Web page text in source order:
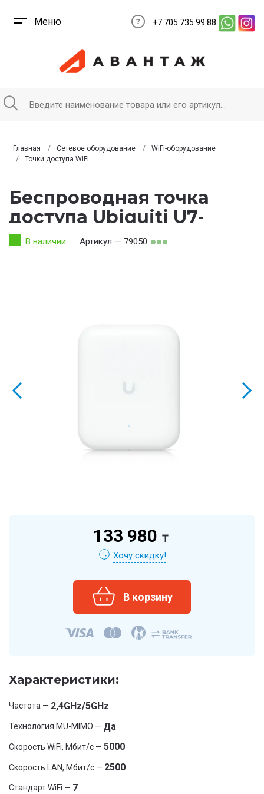
Меню +7 705 735 99 88
Главная Сетевое оборудование
WiFi-оборудование
Точки доступа WiFi
Беспроводная точка
доступа Ubiquiti U7-
Outdoor
В наличии Артикул — 79050
133 980 ₸
Хочу скидку!
Характеристики:
Частота — 2,4GHz/5GHz
Технология MU-MIMO — Да
Скорость WiFi, Мбит/с — 5000
Скорость LAN, Мбит/с — 2500
Стандарт WiFi — 7